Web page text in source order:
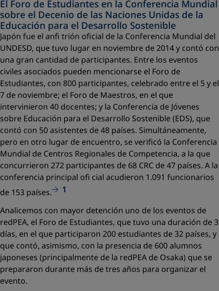
El Foro de Estudiantes en la Conferencia Mundial
sobre el Decenio de las Naciones Unidas de la
Educación para el Desarrollo Sostenible
Japón fue el anﬁ trión oﬁcial de la Conferencia Mundial del
UNDESD, que tuvo lugar en noviembre de 2014 y contó con
una gran cantidad de participantes. Entre los eventos
civiles asociados pueden mencionarse el Foro de
Estudiantes, con 800 participantes, celebrado entre el 5 y el
7 de noviembre; el Foro de Maestros, en el que
intervinieron 40 docentes; y la Conferencia de Jóvenes
sobre Educación para el Desarrollo Sostenible (EDS), que
contó con 50 asistentes de 48 países. Simultáneamente,
pero en otro lugar de encuentro, se veriﬁcó la Conferencia
Mundial de Centros Regionales de Competencia, a la que
concurrieron 272 participantes de 68 CRC de 47 países. A la
conferencia principal oﬁ cial acudieron 1.091 funcionarios
de 153 países.
1
Analicemos con mayor detención uno de los eventos de
redPEA, el Foro de Estudiantes, que tuvo una duración de 3
días, en el que participaron 200 estudiantes de 32 países, y
que contó, asimismo, con la presencia de 600 alumnos
japoneses (principalmente de la redPEA de Osaka) que se
prepararon durante más de tres años para organizar el
evento.